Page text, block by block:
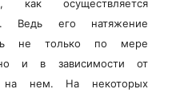
как осуществляется
Ведь его натяжение
не только по мере
и в зависимости от
на нем. На некоторых